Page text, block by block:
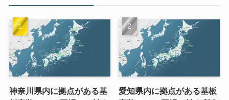
神奈川県内に拠点がある基
愛知県内に拠点がある基板